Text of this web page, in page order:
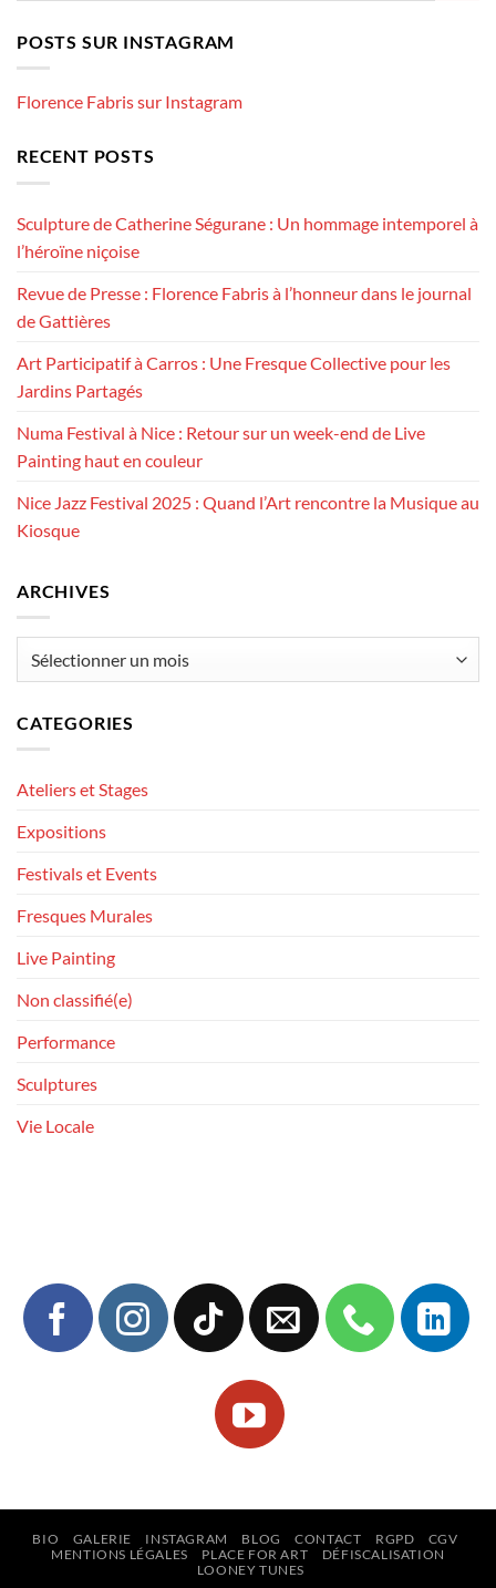
POSTS SUR INSTAGRAM
Florence Fabris sur Instagram
RECENT POSTS
Sculpture de Catherine Ségurane : Un hommage intemporel à
l’héroïne niçoise
Revue de Presse : Florence Fabris à l’honneur dans le journal
de Gattières
Art Participatif à Carros : Une Fresque Collective pour les
Jardins Partagés
Numa Festival à Nice : Retour sur un week-end de Live
Painting haut en couleur
Nice Jazz Festival 2025 : Quand l’Art rencontre la Musique au
Kiosque
ARCHIVES
CATEGORIES
Ateliers et Stages
Expositions
Festivals et Events
Fresques Murales
Live Painting
Non classifié(e)
Performance
Sculptures
Vie Locale
BIO GALERIE INSTAGRAM BLOG CONTACT RGPD
CGV
MENTIONS LÉGALES
PLACE FOR ART
DÉFISCALISATION
LOONEY TUNES